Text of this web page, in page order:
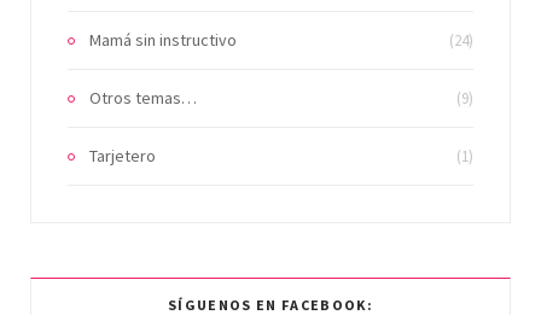
Mamá sin instructivo (24)
Otros temas… (9)
Tarjetero (1)
SÍGUENOS EN FACEBOOK: